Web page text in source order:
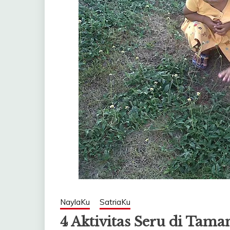
NaylaKu SatriaKu
4 Aktivitas Seru di